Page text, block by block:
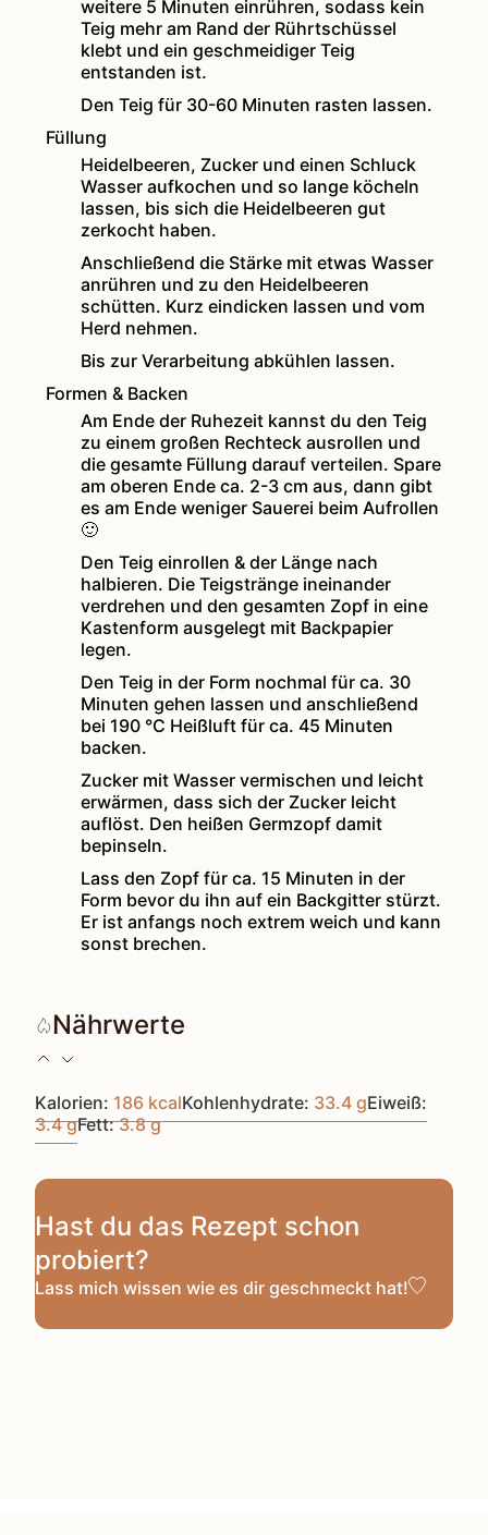
weitere 5 Minuten einrühren, sodass kein
Teig mehr am Rand der Rührtschüssel
klebt und ein geschmeidiger Teig
entstanden ist.
Den Teig für 30-60 Minuten rasten lassen.
Füllung
Heidelbeeren, Zucker und einen Schluck
Wasser aufkochen und so lange köcheln
lassen, bis sich die Heidelbeeren gut
zerkocht haben.
Anschließend die Stärke mit etwas Wasser
anrühren und zu den Heidelbeeren
schütten. Kurz eindicken lassen und vom
Herd nehmen.
Bis zur Verarbeitung abkühlen lassen.
Formen & Backen
Am Ende der Ruhezeit kannst du den Teig
zu einem großen Rechteck ausrollen und
die gesamte Füllung darauf verteilen. Spare
am oberen Ende ca. 2-3 cm aus, dann gibt
es am Ende weniger Sauerei beim Aufrollen
🙂
Den Teig einrollen & der Länge nach
halbieren. Die Teigstränge ineinander
verdrehen und den gesamten Zopf in eine
Kastenform ausgelegt mit Backpapier
legen.
Den Teig in der Form nochmal für ca. 30
Minuten gehen lassen und anschließend
bei 190 °C Heißluft für ca. 45 Minuten
backen.
Zucker mit Wasser vermischen und leicht
erwärmen, dass sich der Zucker leicht
auflöst. Den heißen Germzopf damit
bepinseln.
Lass den Zopf für ca. 15 Minuten in der
Form bevor du ihn auf ein Backgitter stürzt.
Er ist anfangs noch extrem weich und kann
sonst brechen.
Nährwerte
Kalorien: 186 kcalKohlenhydrate: 33.4 gEiweiß:
3.4 gFett:3.8 g
Hast du das Rezept schon
probiert?
Lass mich wissen wie es dir geschmeckt hat!